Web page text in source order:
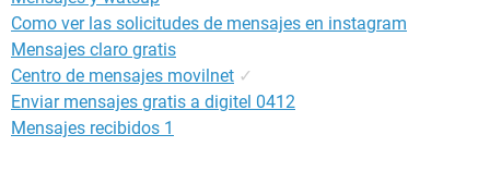
Como ver las solicitudes de mensajes en instagram
Mensajes claro gratis
Centro de mensajes movilnet ✓
Enviar mensajes gratis a digitel 0412
Mensajes recibidos 1